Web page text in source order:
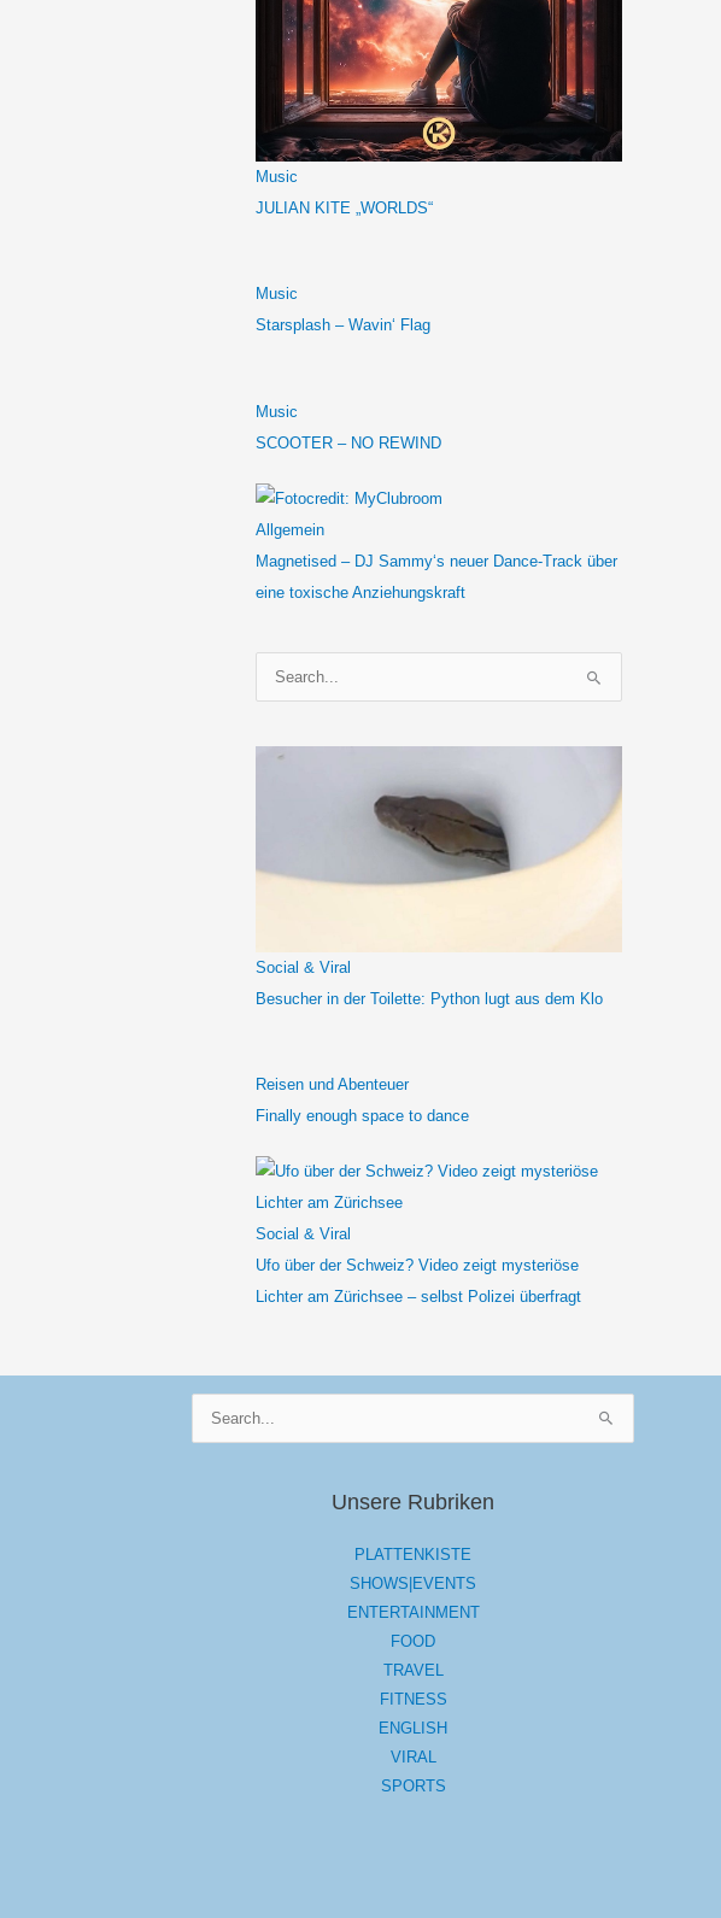
Music
JULIAN KITE „WORLDS“
Music
Starsplash – Wavin‘ Flag
Music
SCOOTER – NO REWIND
Allgemein
Magnetised – DJ Sammy‘s neuer Dance-Track über
eine toxische Anziehungskraft
u
h
Social & Viral
Besucher in der Toilette: Python lugt aus dem Klo
Reisen und Abenteuer
Finally enough space to dance
Social & Viral
Ufo über der Schweiz? Video zeigt mysteriöse
Lichter am Zürichsee – selbst Polizei überfragt
Unsere Rubriken
PLATTENKISTE
SHOWS|EVENTS
ENTERTAINMENT
FOOD
TRAVEL
FITNESS
ENGLISH
VIRAL
SPORTS